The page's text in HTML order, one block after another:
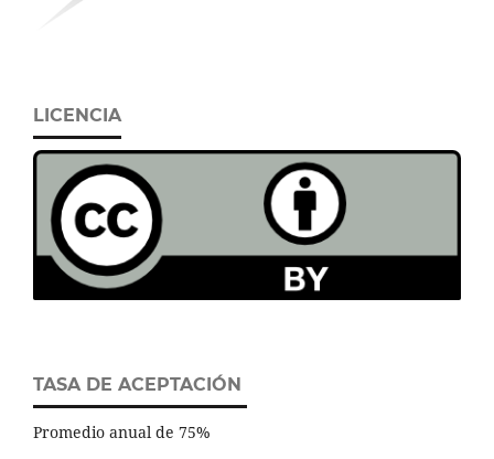
LICENCIA
TASA DE ACEPTACIÓN
Promedio anual de 75%